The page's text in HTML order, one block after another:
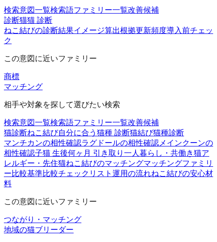
検索意図一覧検索語ファミリー一覧改善候補
診断猫猫 診断
ねこ結びの診断結果イメージ算出根拠更新頻度導入前チェッ
ク
この意図に近いファミリー
商標
マッチング
相手や対象を探して選びたい検索
検索意図一覧検索語ファミリー一覧改善候補
猫診断ねこ結び自分に合う猫種 診断猫結び猫種診断
マンチカンの相性確認ラグドールの相性確認 メインクーンの
相性確認子猫 生後何ヶ月 引き取り 一人暮らし・共働き猫ア
レルギー・先住猫ねこ結びのマッチングマッチングファミリ
ー比較基準比較チェックリスト 運用の流れねこ結びの安心材
料
この意図に近いファミリー
つながり・マッチング
地域の猫ブリーダー